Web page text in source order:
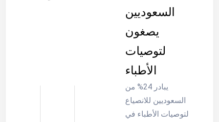
السعوديين
يصغون
لتوصيات
الأطباء
يبادر 24% من
السعوديين للانصياع
لتوصيات الأطباء في